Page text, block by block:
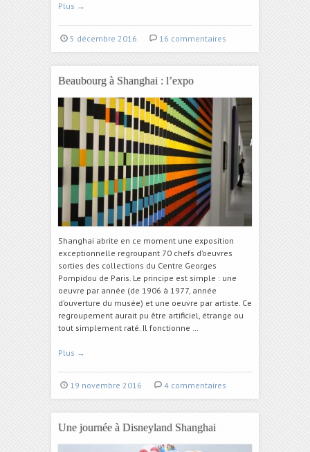
Plus →
5 décembre 2016 16 commentaires
Beaubourg à Shanghai : l’expo
Shanghai abrite en ce moment une exposition
exceptionnelle regroupant 70 chefs d’oeuvres
sorties des collections du Centre Georges
Pompidou de Paris. Le principe est simple : une
oeuvre par année (de 1906 à 1977, année
d’ouverture du musée) et une oeuvre par artiste. Ce
regroupement aurait pu être artificiel, étrange ou
tout simplement raté. Il fonctionne …
Plus →
19 novembre 2016 4 commentaires
Une journée à Disneyland Shanghai